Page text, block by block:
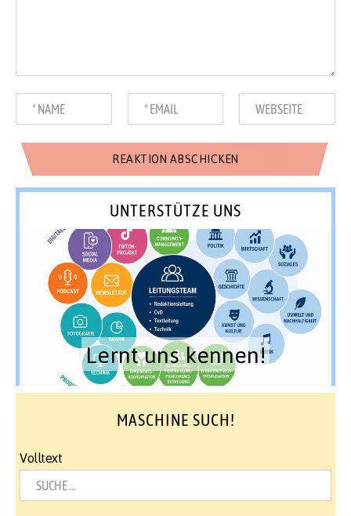
UNTERSTÜTZE UNS
Lernt uns kennen!
MASCHINE SUCH!
Volltext